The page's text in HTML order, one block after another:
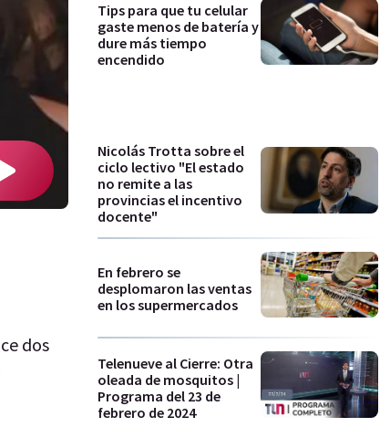
dos
Tips para que tu celular
gaste menos de batería y
dure más tiempo
encendido
Nicolás Trotta sobre el
ciclo lectivo "El estado
no remite a las
provincias el incentivo
docente"
En febrero se
desplomaron las ventas
en los supermercados
Telenueve al Cierre: Otra
oleada de mosquitos |
Programa del 23 de
febrero de 2024